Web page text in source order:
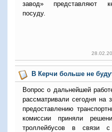
завод» представляют
посуду.
В Керчи больше не
Вопрос о дальнейшей
рассматривали сегодня на
предоставлению
комиссии приняли
троллейбусов в связи